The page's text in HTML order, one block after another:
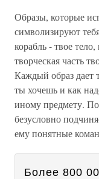
Образы, которые
символизируют
корабль - твое
творческая часть
Каждый образ дает
ты хочешь и как
иному предмету.
безусловно
ему понятные
Более 800